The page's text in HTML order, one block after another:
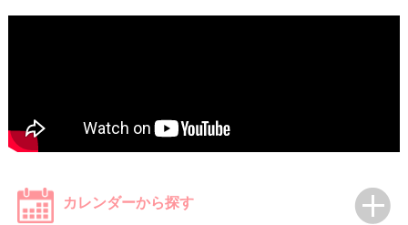
カレンダーから探す